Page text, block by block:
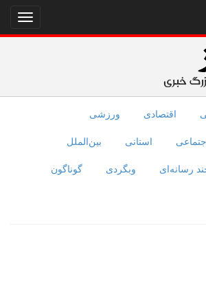
نمایش
منو
اقتصادی ورزشی
استانی بین‌الملل
رسانه‌ای وبگردی گوناگون